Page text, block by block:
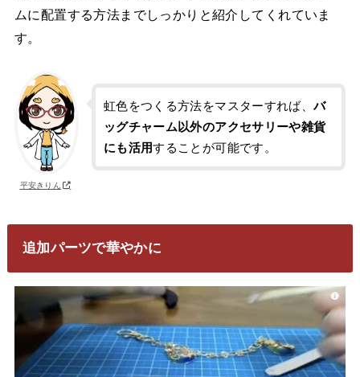
ムに配置する方法までしっかりと紹介してくれていま
す。
平安きりん
虹色をつくる方法をマスターすれば、バ
ッグチャーム以外のアクセサリーや雑貨
にも活用することが可能です。
追加パーツで華やかに